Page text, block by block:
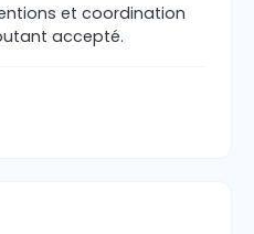
et coordination
accepté.